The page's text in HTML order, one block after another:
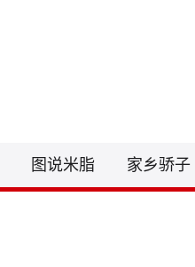
图说米脂 家乡骄子